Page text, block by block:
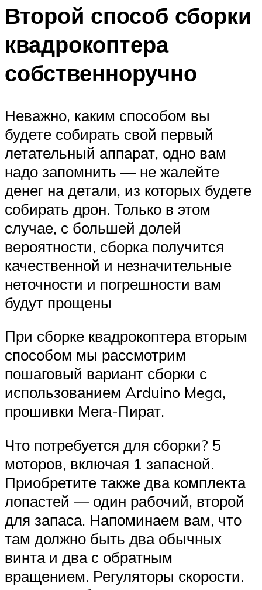
Второй способ сборки
квадрокоптера
собственноручно
Неважно, каким способом вы
будете собирать свой первый
летательный аппарат, одно вам
надо запомнить — не жалейте
денег на детали, из которых будете
собирать дрон. Только в этом
случае, с большей долей
вероятности, сборка получится
качественной и незначительные
неточности и погрешности вам
будут прощены
При сборке квадрокоптера вторым
способом мы рассмотрим
пошаговый вариант сборки с
использованием Arduino Mega,
прошивки Мега-Пират.
Что потребуется для сборки? 5
моторов, включая 1 запасной.
Приобретите также два комплекта
лопастей — один рабочий, второй
для запаса. Напоминаем вам, что
там должно быть два обычных
винта и два с обратным
вращением. Регуляторы скорости.